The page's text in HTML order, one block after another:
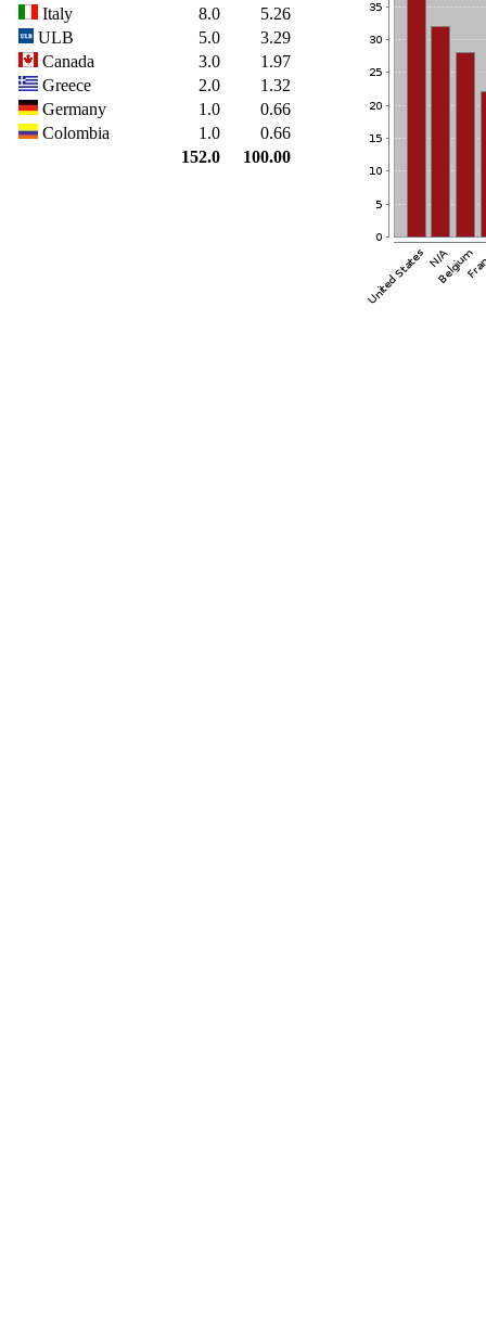
Italy
8.0
5.26
ULB
5.0
3.29
Canada
3.0
1.97
Greece
2.0
1.32
Germany
1.0
0.66
Colombia
1.0
0.66
152.0
100.00